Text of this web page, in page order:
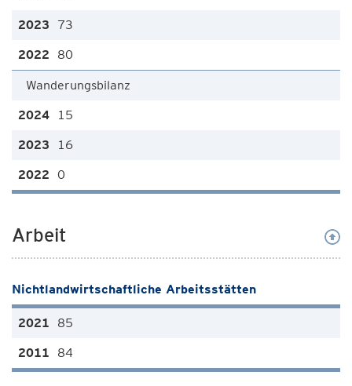
73
80
Wanderungsbilanz
15
16
0
Arbeit
Nichtlandwirtschaftliche Arbeitsstätten
85
84